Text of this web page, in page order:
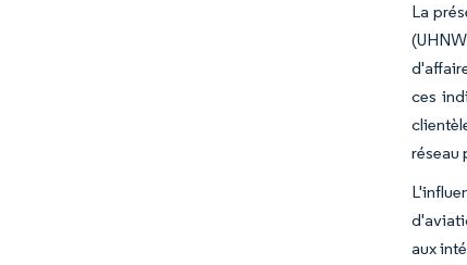
La
ces
réseau
aux